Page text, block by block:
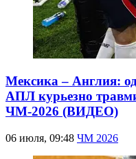
Мексика – Англия:
АПЛ курьезно
ЧМ-2026 (ВИДЕО)
06 июля, 09:48 ЧМ 2026